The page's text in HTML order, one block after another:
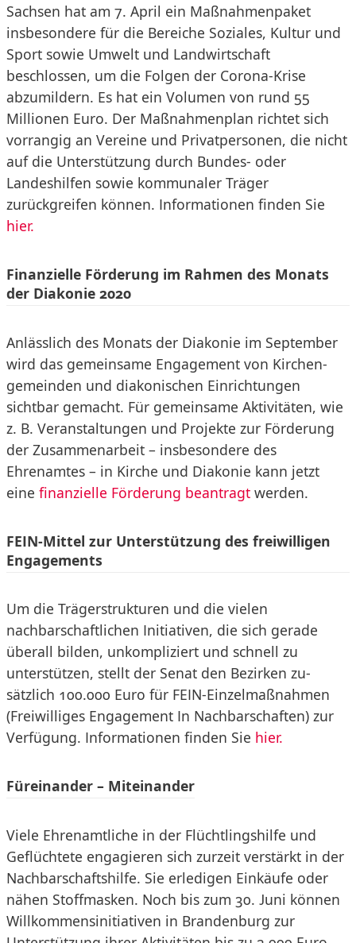
Sachsen hat am 7. April ein Maßnahmenpaket
insbesondere für die Bereiche Soziales, Kultur und
Sport sowie Umwelt und Landwirtschaft
beschlossen, um die Folgen der Corona-Krise
abzumildern. Es hat ein Volumen von rund 55
Millionen Euro. Der Maßnahmenplan richtet sich
vorrangig an Vereine und Privatpersonen, die nicht
auf die Unterstützung durch Bundes- oder
Landeshilfen sowie kommunaler Träger
zurückgreifen können. Informationen finden Sie
hier.
Finanzielle Förderung im Rahmen des Monats
der Diakonie 2020
Anlässlich des Monats der Diakonie im September
wird das gemeinsame Engagement von Kirchen-
gemeinden und diakonischen Einrichtungen
sichtbar gemacht. Für gemeinsame Aktivitäten, wie
z. B. Veranstaltungen und Projekte zur Förderung
der Zusammenarbeit – insbesondere des
Ehrenamtes – in Kirche und Diakonie kann jetzt
eine finanzielle Förderung beantragt werden.
FEIN-Mittel zur Unterstützung des freiwilligen
Engagements
Um die Trägerstrukturen und die vielen
nachbarschaftlichen Initiativen, die sich gerade
überall bilden, unkompliziert und schnell zu
unterstützen, stellt der Senat den Bezirken zu­
sätzlich 100.000 Euro für FEIN-Einzelmaßnahmen
(Freiwilliges Engagement In Nachbarschaften) zur
Verfügung. Informationen finden Sie hier.
Füreinander – Miteinander
Viele Ehrenamtliche in der Flüchtlingshilfe und
Geflüchtete engagieren sich zurzeit verstärkt in der
Nachbarschaftshilfe. Sie erledigen Einkäufe oder
nähen Stoffmasken. Noch bis zum 30. Juni können
Willkommensinitiativen in Brandenburg zur